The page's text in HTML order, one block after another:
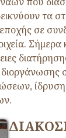
τα
εποχής σε